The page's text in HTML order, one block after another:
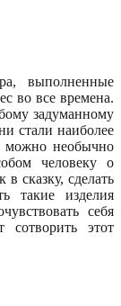
выполненные
во все времена.
задуманному
стали наиболее
необычно
человеку о
сказку, сделать
такие изделия
себя
сотворить этот